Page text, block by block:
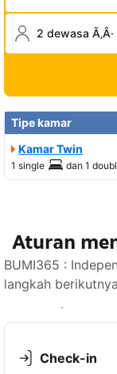
2 dewasa
Tipe kamar
Kamar Twin
1 single dan 1
Aturan
BUMI365 :
langkah
Lihat ketersediaan
Check-in